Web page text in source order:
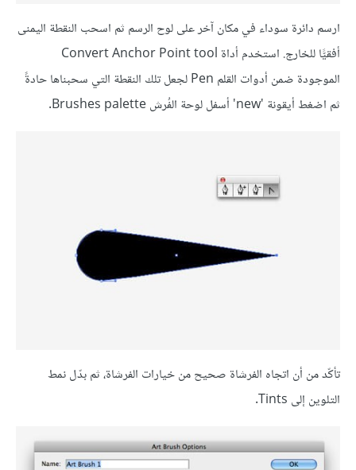
ارسم دائرة سوداء في مكان آخر على لوح الرسم ثم اسحب النقطة اليمنى
أفقيًّا للخارج. استخدم أداة Convert Anchor Point tool
الموجودة ضمن أدوات القلم Pen لجعل تلك النقطة التي سحبناها حادةً
ثم اضغط أيقونة 'new' أسفل لوحة الفُرش Brushes palette.
تأكّد من أن اتجاه الفرشاة صحيح من خيارات الفرشاة، ثم بدّل نمط
التلوين إلى Tints.